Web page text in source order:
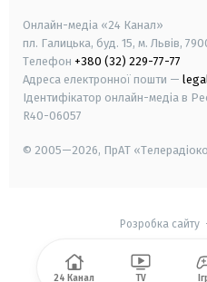
Онлайн-медіа «24 Канал»
пл. Галицька, буд. 15, м. Львів,
Телефон +380 (32) 229-77-77
Адреса електронної пошти —
Ідентифікатор онлайн-медіа в
R40-06057
© 2005—2026, ПрАТ
Розробка сайту
24 Канал TV